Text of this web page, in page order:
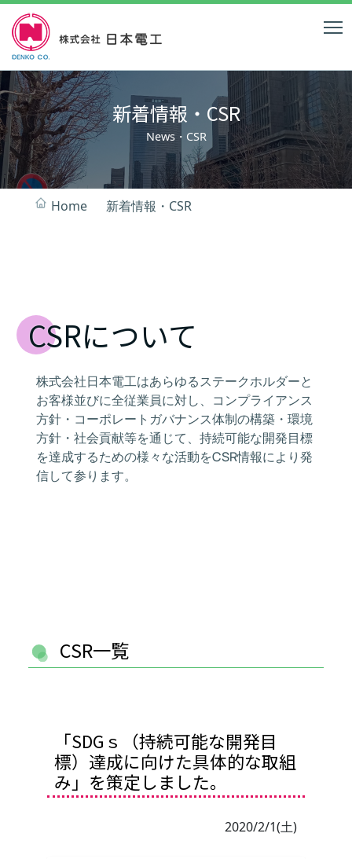
新着情報・CSR
News・CSR
Home 新着情報・CSR
CSRについて
株式会社日本電工はあらゆるステークホルダーと
お客様並びに全従業員に対し、コンプライアンス
方針・コーポレートガバナンス体制の構築・環境
方針・社会貢献等を通じて、持続可能な開発目標
を達成するための様々な活動をCSR情報により発
信して参ります。
CSR一覧
「SDGｓ（持続可能な開発目
標）達成に向けた具体的な取組
み」を策定しました。
2020/2/1(土)